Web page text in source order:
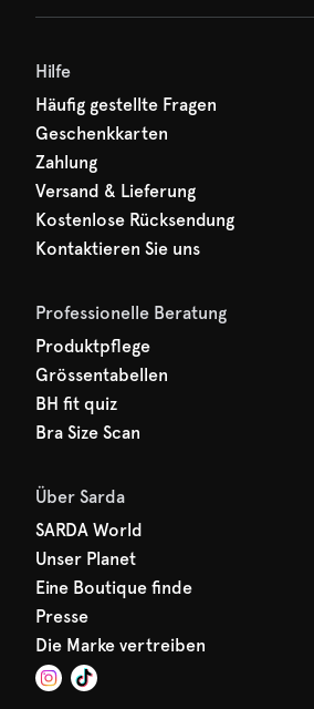
Hilfe
Häufig gestellte Fragen
Geschenkkarten
Zahlung
Versand & Lieferung
Kostenlose Rücksendung
Kontaktieren Sie uns
Professionelle Beratung
Produktpflege
Grössentabellen
BH fit quiz
Bra Size Scan
Über Sarda
SARDA World
Unser Planet
Eine Boutique finde
Presse
Die Marke vertreiben